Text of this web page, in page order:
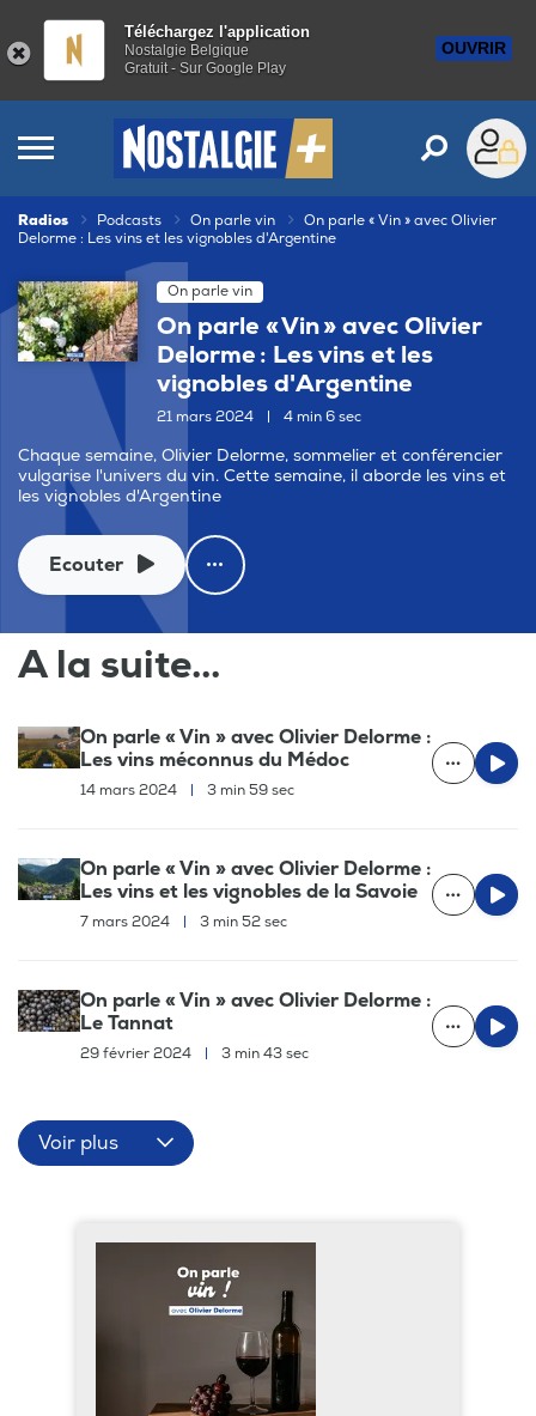
Téléchargez l'application
Nostalgie Belgique
Gratuit - Sur Google Play
OUVRIR
Radios Podcasts On parle vin
On parle « Vin » avec Olivier
Delorme : Les vins et les vignobles d'Argentine
On parle vin
On parle « Vin » avec Olivier
Delorme : Les vins et les
vignobles d'Argentine
21 mars 2024 4 min 6 sec
Chaque semaine, Olivier Delorme, sommelier et conférencier
vulgarise l'univers du vin. Cette semaine, il aborde les vins et
les vignobles d'Argentine
Ecouter
A la suite...
On parle « Vin » avec Olivier Delorme :
Les vins méconnus du Médoc
14 mars 2024 | 3 min 59 sec
On parle « Vin » avec Olivier Delorme :
Les vins et les vignobles de la Savoie
7 mars 2024 | 3 min 52 sec
On parle « Vin » avec Olivier Delorme :
Le Tannat
29 février 2024 | 3 min 43 sec
Voir plus